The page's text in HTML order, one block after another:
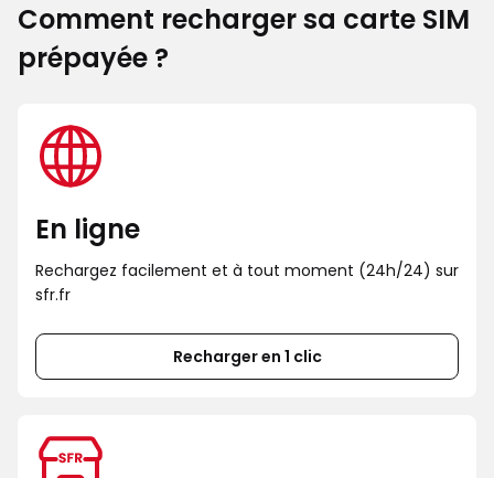
Comment recharger sa carte SIM
prépayée ?
En ligne
Rechargez facilement et à tout moment (24h/24) sur
sfr.fr
Recharger en 1 clic